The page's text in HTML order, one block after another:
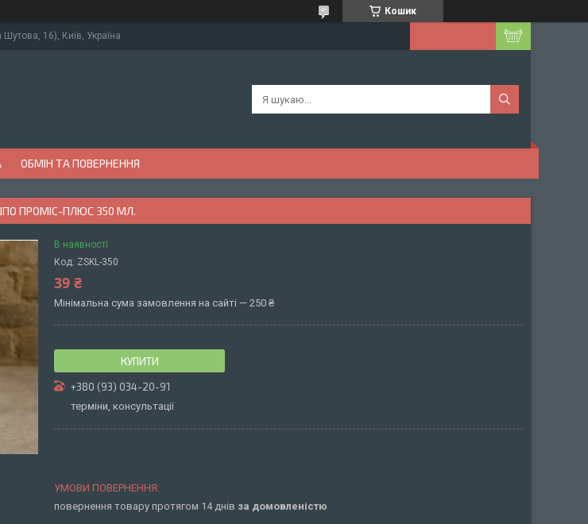
Кошик
16), Київ, Україна
ОБМІН ТА ПОВЕРНЕННЯ
ПРОМІС-ПЛЮС 350 МЛ.
В наявності
Код: ZSKL-350
39 ₴
Мінімальна сума замовлення на сайті — 250 ₴
КУПИТИ
+380 (93) 034-20-91
терміни, консультації
повернення товару протягом 14 днів за домовленістю